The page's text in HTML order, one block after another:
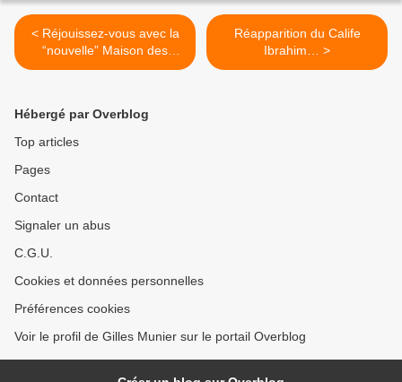
< Réjouissez-vous avec la
“nouvelle” Maison des
Saoud
Réapparition du Calife
Ibrahim… >
Hébergé par Overblog
Top articles
Pages
Contact
Signaler un abus
C.G.U.
Cookies et données personnelles
Préférences cookies
Voir le profil de Gilles Munier sur le portail Overblog